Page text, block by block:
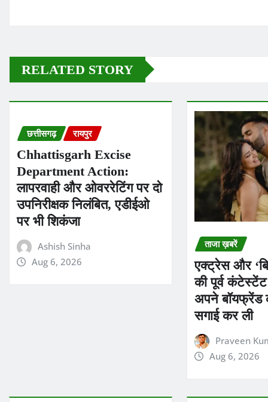
RELATED STORY
छत्तीसगढ़ रायपुर
Chhattisgarh Excise
Department Action:
लापरवाही और ओवररेटिंग पर दो
उपनिरीक्षक निलंबित, एडीईओ
पर भी शिकंजा
Ashish Sinha
Aug 6, 2026
ताजा ख़बरें
एक्ट्रेस और
की पूर्व
अपने
सगाई कर ली
Praveen
Aug 6, 2026